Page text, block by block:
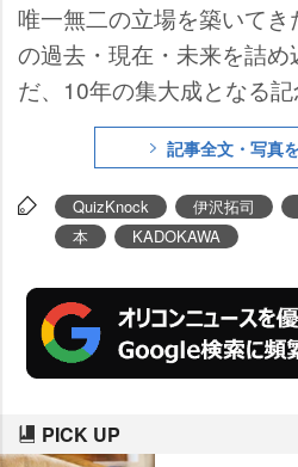
唯一無二の立場を築いてき
の過去・現在・未来を詰め
だ、10年の集大成となる
『QuizKnock10周年スペ
ック 十字路』
6日に発売された。本書の
話や10年間の軌跡、そして
P
、須貝駿貴、山本祥彰の
った。
記事全文・写真
QuizKnock 伊沢拓司
本
KADOKAWA
PICK UP